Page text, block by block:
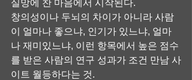
실망에 찬 마음에서 시작된다.
창의성이나 두뇌의 차이가 아니라 사람
이 얼마나 좋으냐, 인기가 있느냐, 얼마
나 재미있느냐, 이런 항목에서 높은 점수
를 받은 사람의 연구 성과가 조건 만남 사
이트 월등하다는 것.